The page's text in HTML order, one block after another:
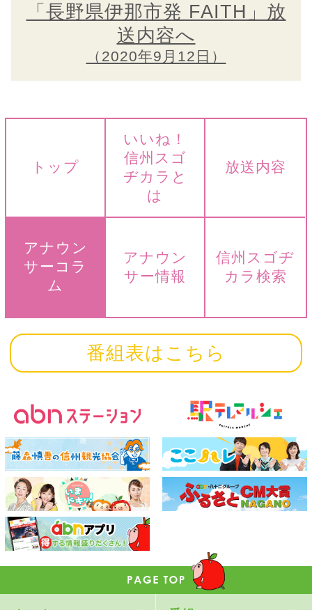
「長野県伊那市発 FAITH」放
送内容へ
（2020年9月12日）
トップ
いいね！
信州スゴ
ヂカラと
は
放送内容
アナウン
サーコラ
ム
アナウン
サー情報
信州スゴヂ
カラ検索
番組表はこちら